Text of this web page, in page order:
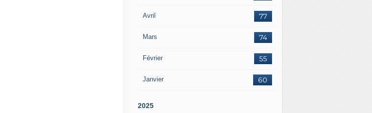
Avril 77
Mars 74
Février 55
Janvier 60
2025